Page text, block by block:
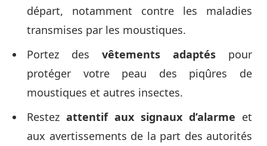
départ, notamment contre les maladies
transmises par les moustiques.
Portez des vêtements adaptés pour
protéger votre peau des piqûres de
moustiques et autres insectes.
Restez attentif aux signaux d’alarme et
aux avertissements de la part des autorités